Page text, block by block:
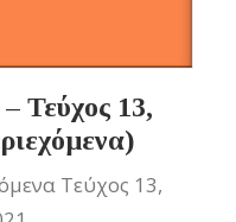
Τεύχος 13,
Τεύχος 13,